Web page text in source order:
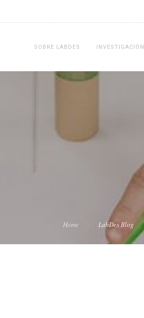
SOBRE LABDES INVESTIGACIÓN
Home LabDes Blog